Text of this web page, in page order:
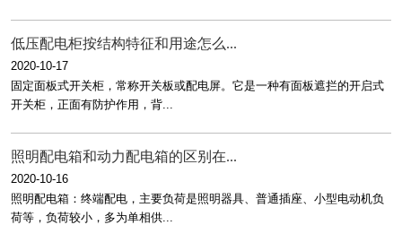
低压配电柜按结构特征和用途怎么...
2020-10-17
固定面板式开关柜，常称开关板或配电屏。它是一种有面板遮拦的开启式
开关柜，正面有防护作用，背...
照明配电箱和动力配电箱的区别在...
2020-10-16
照明配电箱：终端配电，主要负荷是照明器具、普通插座、小型电动机负
荷等，负荷较小，多为单相供...